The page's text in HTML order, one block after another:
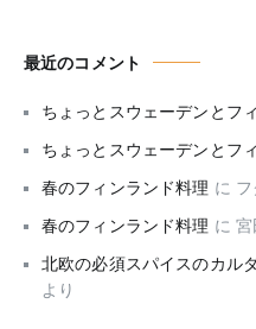
最近のコメント
ちょっとスウェーデンとフ
ちょっとスウェーデンとフ
春のフィンランド料理 に フ
春のフィンランド料理 に宮
北欧の必須スパイスのカル
より